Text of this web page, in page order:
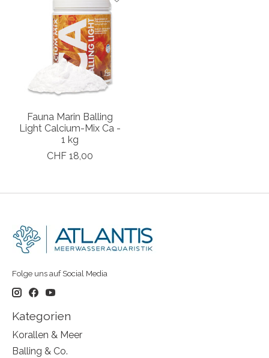
Fauna Marin Balling
Light Calcium-Mix Ca -
1 kg
CHF 18,00
Folge uns auf Social Media
Kategorien
Korallen & Meer
Balling & Co.